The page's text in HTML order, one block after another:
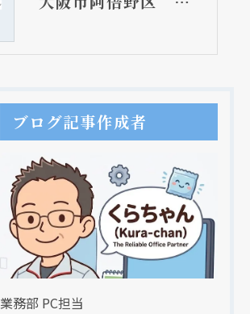
ブログ記事作成者
業務部 PC担当